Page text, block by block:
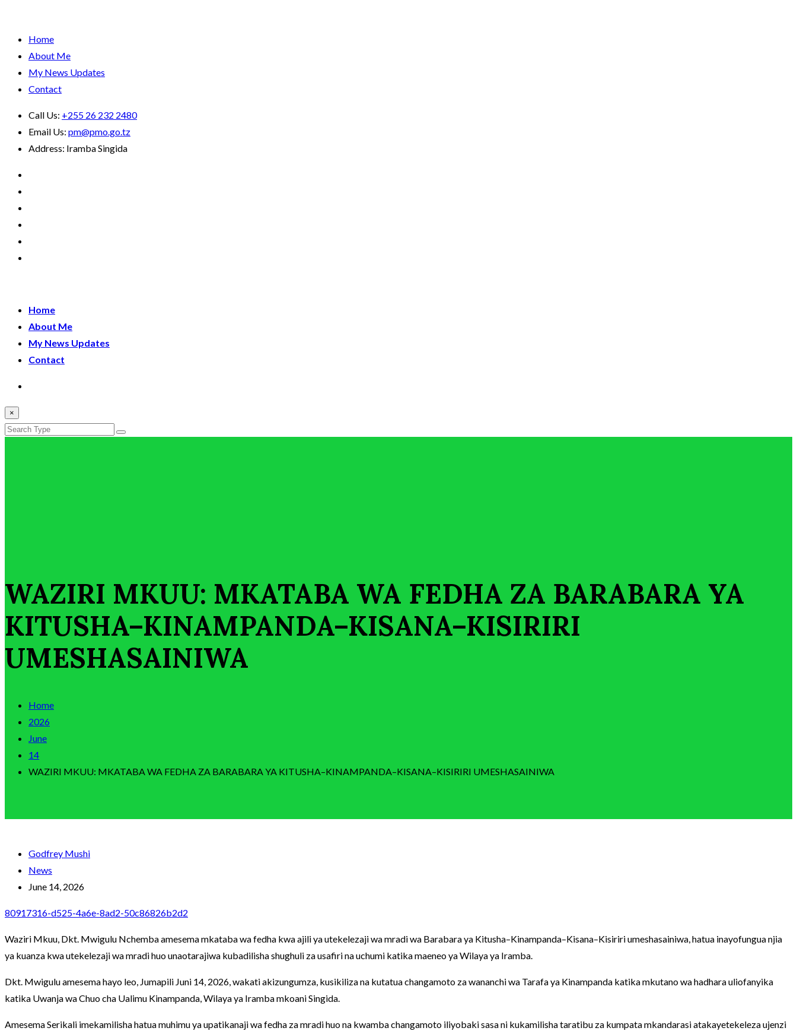
Home
About Me
My News Updates
Contact
Call Us: +255 26 232 2480
Email Us: pm@pmo.go.tz
Address: Iramba Singida
Home
About Me
My News Updates
Contact
×
WAZIRI MKUU: MKATABA WA FEDHA ZA BARABARA YA
KITUSHA–KINAMPANDA–KISANA–KISIRIRI
UMESHASAINIWA
Home
2026
June
14
WAZIRI MKUU: MKATABA WA FEDHA ZA BARABARA YA KITUSHA–KINAMPANDA–KISANA–KISIRIRI UMESHASAINIWA
Godfrey Mushi
News
June 14, 2026
80917316-d525-4a6e-8ad2-50c86826b2d2
Waziri Mkuu, Dkt. Mwigulu Nchemba amesema mkataba wa fedha kwa ajili ya utekelezaji wa mradi wa Barabara ya Kitusha–Kinampanda–Kisana–Kisiriri umeshasainiwa, hatua inayofungua njia
ya kuanza kwa utekelezaji wa mradi huo unaotarajiwa kubadilisha shughuli za usafiri na uchumi katika maeneo ya Wilaya ya Iramba.
Dkt. Mwigulu amesema hayo leo, Jumapili Juni 14, 2026, wakati akizungumza, kusikiliza na kutatua changamoto za wananchi wa Tarafa ya Kinampanda katika mkutano wa hadhara uliofanyika
katika Uwanja wa Chuo cha Ualimu Kinampanda, Wilaya ya Iramba mkoani Singida.
Amesema Serikali imekamilisha hatua muhimu ya upatikanaji wa fedha za mradi huo na kwamba changamoto iliyobaki sasa ni kukamilisha taratibu za kumpata mkandarasi atakayetekeleza ujenzi